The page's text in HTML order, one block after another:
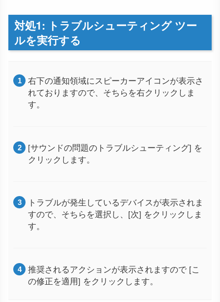
対処1: トラブルシューティング ツー
ルを実行する
右下の通知領域にスピーカーアイコンが表示さ
れておりますので、そちらを右クリックしま
す。
[サウンドの問題のトラブルシューティング] を
クリックします。
トラブルが発生しているデバイスが表示されま
すので、そちらを選択し、[次] をクリックしま
す。
推奨されるアクションが表示されますので [こ
の修正を適用] をクリックします。